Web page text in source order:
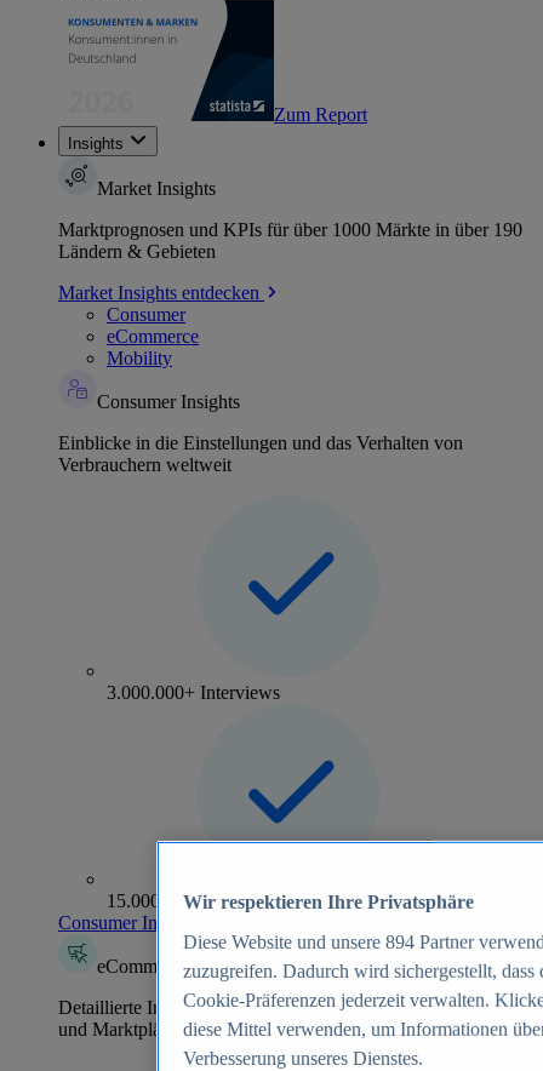
Zum Report
Insights
Market Insights
Marktprognosen und KPIs für über 1000 Märkte in über 190
Ländern & Gebieten
Market Insights entdecken
Consumer
eCommerce
Mobility
Consumer Insights
Einblicke in die Einstellungen und das Verhalten von
Verbrauchern weltweit
3.000.000+ Interviews
15.000+ Marken
Consumer Insights entdecken
eCommerce Insights
Detaillierte Informationen zu mehr als 39.000 Online-Shops
und Marktplätzen
Wir respektieren Ihre Privatsphäre
Diese Website und unsere 894 Partner
zuzugreifen. Dadurch wird sichergestellt,
Cookie-Präferenzen jederzeit verwalten.
diese Mittel verwenden, um Informationen
Verbesserung unseres Dienstes.